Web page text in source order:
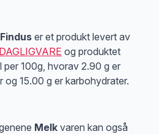
er et produkt levert av
og produktet
per 100g, hvorav 2.90 g er
15.00 g er karbohydrater.
Melk varen kan også